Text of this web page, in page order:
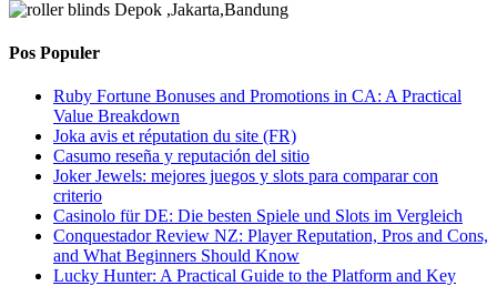
Pos Populer
Ruby Fortune Bonuses and Promotions in CA: A Practical
Value Breakdown
Joka avis et réputation du site (FR)
Casumo reseña y reputación del sitio
Joker Jewels: mejores juegos y slots para comparar con
criterio
Casinolo für DE: Die besten Spiele und Slots im Vergleich
Conquestador Review NZ: Player Reputation, Pros and Cons,
and What Beginners Should Know
Lucky Hunter: A Practical Guide to the Platform and Key